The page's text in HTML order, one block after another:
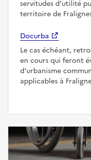
servitudes d’utilité
territoire de
Docurba
Le cas échéant,
en cours qui feront
d'urbanisme
applicables à